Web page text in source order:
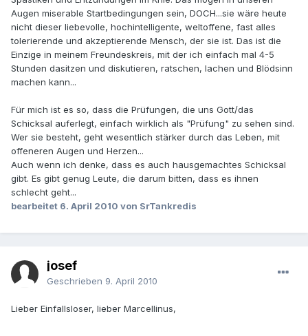
Augen miserable Startbedingungen sein, DOCH...sie wäre heute
nicht dieser liebevolle, hochintelligente, weltoffene, fast alles
tolerierende und akzeptierende Mensch, der sie ist. Das ist die
Einzige in meinem Freundeskreis, mit der ich einfach mal 4-5
Stunden dasitzen und diskutieren, ratschen, lachen und Blödsinn
machen kann...
Für mich ist es so, dass die Prüfungen, die uns Gott/das
Schicksal auferlegt, einfach wirklich als "Prüfung" zu sehen sind.
Wer sie besteht, geht wesentlich stärker durch das Leben, mit
offeneren Augen und Herzen...
Auch wenn ich denke, dass es auch hausgemachtes Schicksal
gibt. Es gibt genug Leute, die darum bitten, dass es ihnen
schlecht geht...
bearbeitet 6. April 2010 von SrTankredis
josef
Geschrieben 9. April 2010
Lieber Einfallsloser, lieber Marcellinus,